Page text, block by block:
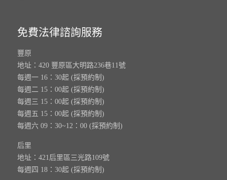
免費法律諮詢服務
豐原
地址：420 豐原區大明路236巷11號
每週一 16：30起 (採預約制)
每週二 15：00起 (採預約制)
每週三 15：00起 (採預約制)
每週五 15：00起 (採預約制)
每週六 09：30~12：00 (採預約制)
后里
地址：421后里區三光路109號
每週四 18：30起 (採預約制)